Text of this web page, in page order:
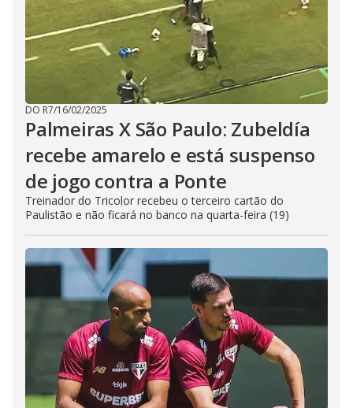
DO R7/16/02/2025
Palmeiras X São Paulo: Zubeldía
recebe amarelo e está suspenso
de jogo contra a Ponte
Treinador do Tricolor recebeu o terceiro cartão do
Paulistão e não ficará no banco na quarta-feira (19)